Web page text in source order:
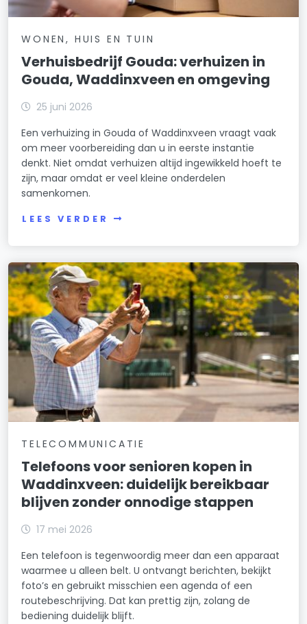
WONEN, HUIS EN TUIN
Verhuisbedrijf Gouda: verhuizen in
Gouda, Waddinxveen en omgeving
25 juni 2026
Een verhuizing in Gouda of Waddinxveen vraagt vaak
om meer voorbereiding dan u in eerste instantie
denkt. Niet omdat verhuizen altijd ingewikkeld hoeft te
zijn, maar omdat er veel kleine onderdelen
samenkomen.
LEES VERDER
TELECOMMUNICATIE
Telefoons voor senioren kopen in
Waddinxveen: duidelijk bereikbaar
blijven zonder onnodige stappen
17 mei 2026
Een telefoon is tegenwoordig meer dan een apparaat
waarmee u alleen belt. U ontvangt berichten, bekijkt
foto’s en gebruikt misschien een agenda of een
routebeschrijving. Dat kan prettig zijn, zolang de
bediening duidelijk blijft.